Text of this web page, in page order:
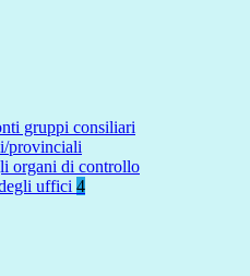
gruppi consiliari
provinciali
organi di controllo
uffici 4